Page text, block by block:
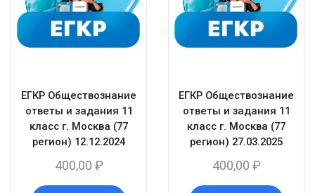
ЕГКР Обществознание
ответы и задания 11
класс г. Москва (77
регион) 12.12.2024
400,00 ₽
ЕГКР Обществознание
ответы и задания 11
класс г. Москва (77
регион) 27.03.2025
400,00 ₽